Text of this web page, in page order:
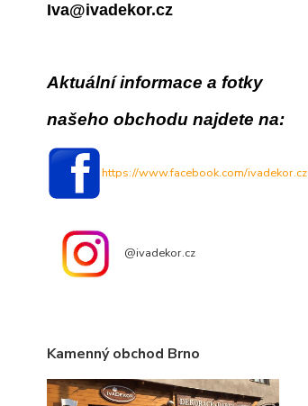
Iva@ivadekor.cz
Aktuální informace a fotky
našeho obchodu najdete na:
https://www.facebook.com/ivadekor.cz
@ivadekor.cz
Kamenný obchod Brno